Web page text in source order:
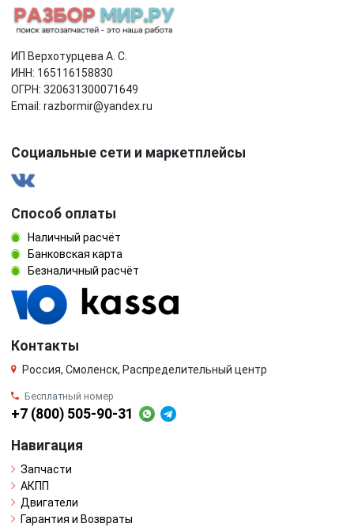
ИП Верхотурцева А. С.
ИНН: 165116158830
ОГРН: 320631300071649
Email: razbormir@yandex.ru
Социальные сети и маркетплейсы
Способ оплаты
Наличный расчёт
Банковская карта
Безналичный расчёт
Контакты
Россия, Смоленск, Распределительный центр
Бесплатный номер
+7 (800) 505-90-31
Навигация
Запчасти
АКПП
Двигатели
Гарантия и Возвраты